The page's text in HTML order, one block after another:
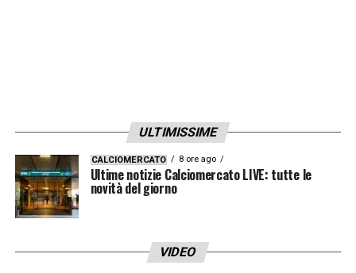
ULTIMISSIME
CALCIOMERCATO 8 ore ago
Ultime notizie Calciomercato LIVE: tutte le
novità del giorno
VIDEO